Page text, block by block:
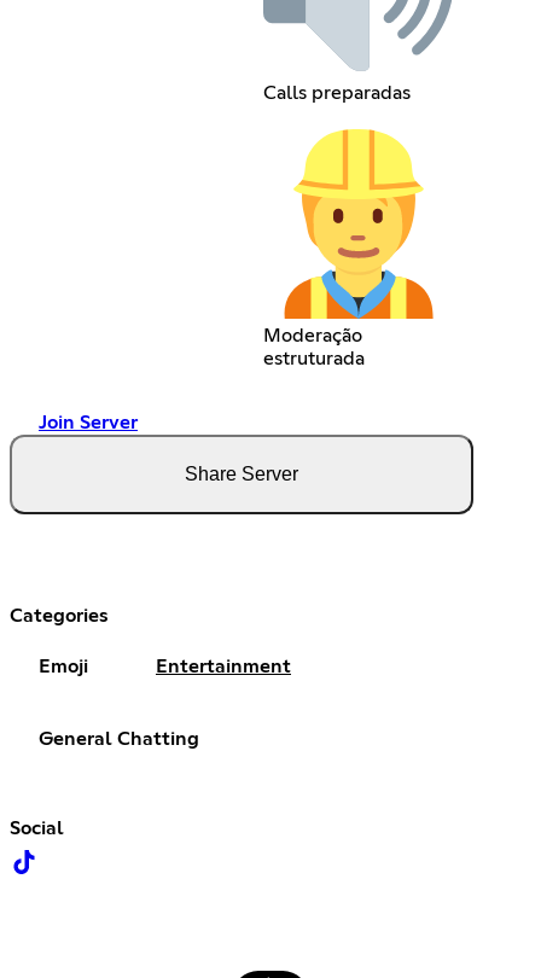
Calls preparadas
Moderação
estruturada
Join Server
Share Server
Categories
Emoji Entertainment
General Chatting
Social